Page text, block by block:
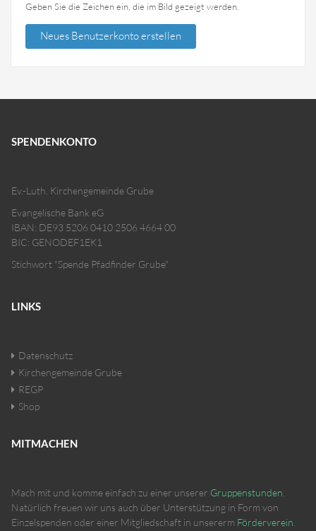
Geben Sie die Zeichen ein, die im Bild gezeigt werden.
SPENDENKONTO
Ev.-Luth. Kirchengemeinde Grube
Evangelische Bank eG
IBAN: DE93 5206 0410 2506 4664 00
BIC: GENODEF1EK1
Stichwort "Spende Pfadfinder Grube"
LINKS
Datenschutz
Kirchengemeinde Grube
REGP
Shop
MITMACHEN
Mach mit und komme einfach zu einer unserer Gruppenstunden
Natürlich freuen wir uns auch über Unterstützung in Form von
Einzelspenden oder einer Mitgliedschaft in unsererm Förderverein